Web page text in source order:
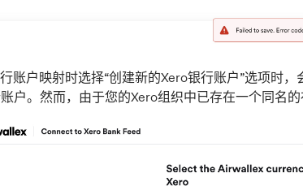
账户映射时选择“创建新的Xero银行账户”选项时
户。然而，由于您的Xero组织中已存在一个同名